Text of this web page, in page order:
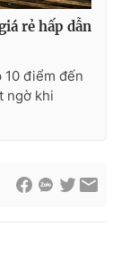
rẻ hấp dẫn
10 điểm đến
ngờ khi